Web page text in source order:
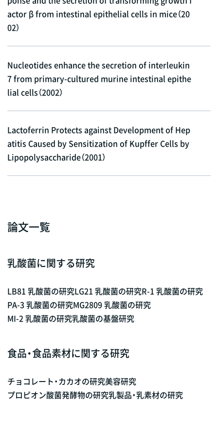
actor β from intestinal epithelial cells in mice（20
02）
Nucleotides enhance the secretion of interleukin
7 from primary-cultured murine intestinal epithe
lial cells（2002）
Lactoferrin Protects against Development of Hep
atitis Caused by Sensitization of Kupffer Cells by
Lipopolysaccharide（2001）
論文一覧
乳酸菌に関する研究
LB81 乳酸菌の研究LG21 乳酸菌の研究R-1 乳酸菌の研究
PA-3 乳酸菌の研究MG2809 乳酸菌の研究
MI-2 乳酸菌の研究乳酸菌の基盤研究
食品・食品素材に関する研究
チョコレート・カカオの研究美容研究
プロピオン酸菌発酵物の研究乳製品・乳素材の研究